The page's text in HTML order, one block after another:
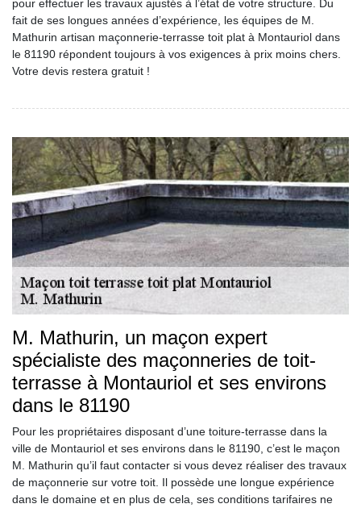
pour effectuer les travaux ajustés à l’état de votre structure. Du
fait de ses longues années d’expérience, les équipes de M.
Mathurin artisan maçonnerie-terrasse toit plat à Montauriol dans
le 81190 répondent toujours à vos exigences à prix moins chers.
Votre devis restera gratuit !
M. Mathurin, un maçon expert
spécialiste des maçonneries de toit-
terrasse à Montauriol et ses environs
dans le 81190
Pour les propriétaires disposant d’une toiture-terrasse dans la
ville de Montauriol et ses environs dans le 81190, c’est le maçon
M. Mathurin qu’il faut contacter si vous devez réaliser des travaux
de maçonnerie sur votre toit. Il possède une longue expérience
dans le domaine et en plus de cela, ses conditions tarifaires ne